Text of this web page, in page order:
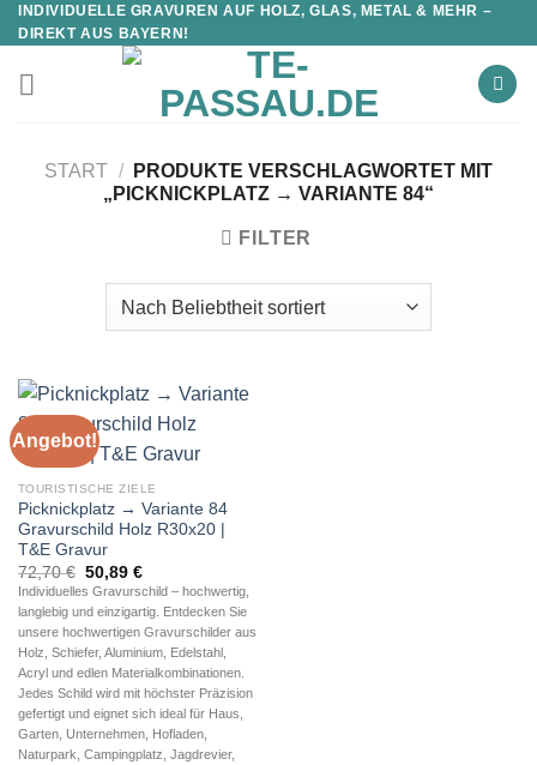
INDIVIDUELLE GRAVUREN AUF HOLZ, GLAS, METAL & MEHR –
DIREKT AUS BAYERN!
START /
PRODUKTE VERSCHLAGWORTET MIT
„PICKNICKPLATZ → VARIANTE 84“
FILTER
Angebot!
TOURISTISCHE ZIELE
Picknickplatz → Variante 84
Gravurschild Holz R30x20 |
T&E Gravur
72,70€ Ursprünglicher
Preis
war:
72,70 €
50,89 €Aktueller
Preis
ist:
50,89 €.
Individuelles Gravurschild – hochwertig,
langlebig und einzigartig. Entdecken Sie
unsere hochwertigen Gravurschilder aus
Holz, Schiefer, Aluminium, Edelstahl,
Acryl und edlen Materialkombinationen.
Jedes Schild wird mit höchster Präzision
gefertigt und eignet sich ideal für Haus,
Garten, Unternehmen, Hofladen,
Naturpark, Campingplatz, Jagdrevier,